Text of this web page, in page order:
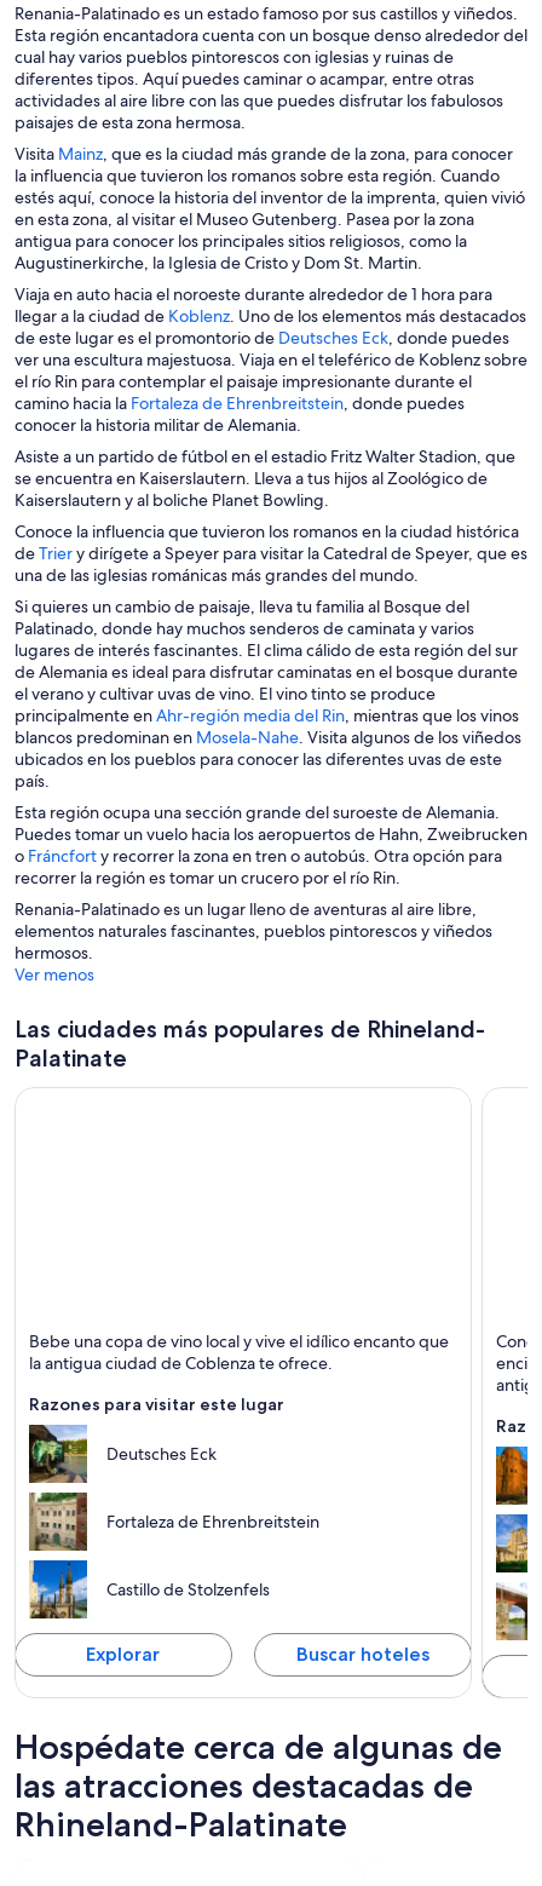
Renania-Palatinado es un estado famoso por sus castillos y viñedos.
Esta región encantadora cuenta con un bosque denso alrededor del
cual hay varios pueblos pintorescos con iglesias y ruinas de
diferentes tipos. Aquí puedes caminar o acampar, entre otras
actividades al aire libre con las que puedes disfrutar los fabulosos
paisajes de esta zona hermosa.
Visita MainzS
e
a
b
r
i
á
e
n
u
n
a
n
u
e
v
a
v
e
n
t
a
n
a
, que es la ciudad más grande de la zona, para conocer
la influencia que tuvieron los romanos sobre esta región. Cuando
estés aquí, conoce la historia del inventor de la imprenta, quien vivió
en esta zona, al visitar el Museo Gutenberg. Pasea por la zona
antigua para conocer los principales sitios religiosos, como la
Augustinerkirche, la Iglesia de Cristo y Dom St. Martin.
Viaja en auto hacia el noroeste durante alrededor de 1 hora para
llegar a la ciudad de KoblenzS
e
a
b
r
i
á
e
n
u
n
a
u
e
v
a
v
e
n
t
n
a
. Uno de los elementos más destacados
de este lugar es el promontorio de Deutsches EckS
e
a
b
r
á
n
u
n
a
n
u
e
v
a
v
e
n
a
n
a
, donde puedes
ver una escultura majestuosa. Viaja en el teleférico de Koblenz sobre
el río Rin para contemplar el paisaje impresionante durante el
camino hacia la Fortaleza de EhrenbreitsteinS
b
r
r
á
e
n
u
n
a
n
u
e
v
a
e
n
t
a
n
a
, donde puedes
conocer la historia militar de Alemania.
Asiste a un partido de fútbol en el estadio Fritz Walter Stadion, que
se encuentra en Kaiserslautern. Lleva a tus hijos al Zoológico de
Kaiserslautern y al boliche Planet Bowling.
Conoce la influencia que tuvieron los romanos en la ciudad histórica
deTrierS
e
b
r
i
r
á
e
n
u
a
n
u
e
a
v
e
n
a
n
y dirígete a Speyer para visitar la Catedral de Speyer, que es
una de las iglesias románicas más grandes del mundo.
Si quieres un cambio de paisaje, lleva tu familia al Bosque del
Palatinado, donde hay muchos senderos de caminata y varios
lugares de interés fascinantes. El clima cálido de esta región del sur
de Alemania es ideal para disfrutar caminatas en el bosque durante
el verano y cultivar uvas de vino. El vino tinto se produce
principalmente enAhr-región media del RinS
e
a
i
r
á
e
n
u
u
e
a
, mientras que los vinos
blancos predominan en Mosela-NaheS
e
r
i
r
á
e
n
u
v
. Visita algunos de los viñedos
ubicados en los pueblos para conocer las diferentes uvas de este
país.
Esta región ocupa una sección grande del suroeste de Alemania.
Puedes tomar un vuelo hacia los aeropuertos de Hahn, Zweibrucken
o FráncfortS
e
b
r
e
n
u
n
y recorrer la zona en tren o autobús. Otra opción para
recorrer la región es tomar un crucero por el río Rin.
Renania-Palatinado es un lugar lleno de aventuras al aire libre,
elementos naturales fascinantes, pueblos pintorescos y viñedos
hermosos.
Ver menos
Las ciudades más populares de Rhineland-
Palatinate
Ríos, Histórico y Castillo
Bebe una copa de vino local y vive el idílico encanto que
la antigua ciudad de Coblenza te ofrece.
Razones para visitar este lugar
Deutsches Eck
Fortaleza de Ehrenbreitstein
Castillo de Stolzenfels
Explorar Buscar hoteles
Hospédate cerca de algunas de
las atracciones destacadas de
Rhineland-Palatinate